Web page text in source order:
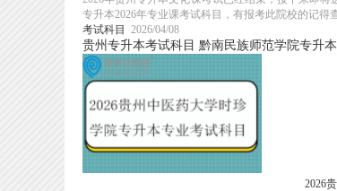
专升本2026年专业课考试科目，有报考此院校的记得
考试科目
2026/04/08
贵州专升本考试科目 黔南民族师范学院专升本
2026